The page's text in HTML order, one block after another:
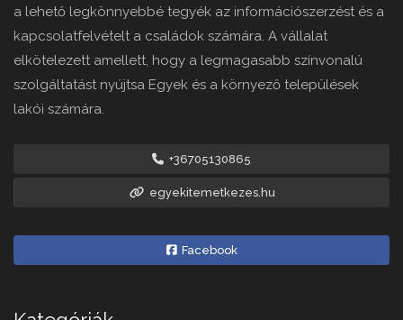
a lehető legkönnyebbé tegyék az információszerzést és a
kapcsolatfelvételt a családok számára. A vállalat
elkötelezett amellett, hogy a legmagasabb színvonalú
szolgáltatást nyújtsa Egyek és a környező települések
lakói számára.
+36705130865
egyekitemetkezes.hu
Facebook